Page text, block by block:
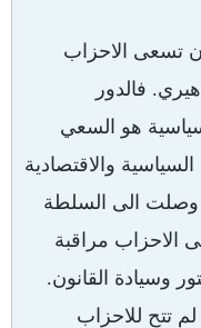
تسعى الاحزاب
فالدور
هو السعي
والاقتصادية
ما وصلت الى السلطة
الاحزاب مراقبة
وسيادة القانون.
تتح للاحزاب